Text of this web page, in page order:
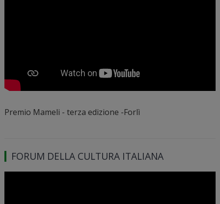
Premio Mameli - terza edizione -Forlì
FORUM DELLA CULTURA ITALIANA